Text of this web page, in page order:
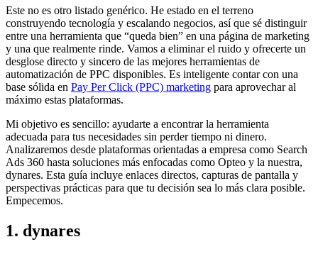
Este no es otro listado genérico. He estado en el terreno
construyendo tecnología y escalando negocios, así que sé distinguir
entre una herramienta que “queda bien” en una página de marketing
y una que realmente rinde. Vamos a eliminar el ruido y ofrecerte un
desglose directo y sincero de las mejores herramientas de
automatización de PPC disponibles. Es inteligente contar con una
base sólida en Pay Per Click (PPC) marketing para aprovechar al
máximo estas plataformas.
Mi objetivo es sencillo: ayudarte a encontrar la herramienta
adecuada para tus necesidades sin perder tiempo ni dinero.
Analizaremos desde plataformas orientadas a empresa como Search
Ads 360 hasta soluciones más enfocadas como Opteo y la nuestra,
dynares. Esta guía incluye enlaces directos, capturas de pantalla y
perspectivas prácticas para que tu decisión sea lo más clara posible.
Empecemos.
1. dynares